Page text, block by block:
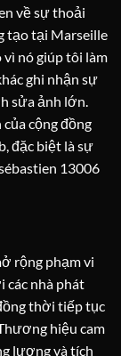
về sự thoải
tạo tại Marseille
vì nó giúp tôi làm
ghi nhận sự
sửa ảnh lớn.
cộng đồng
đặc biệt là sự
13006
rộng phạm vi
các nhà phát
thời tiếp tục
hiệu cam
lượng và tích